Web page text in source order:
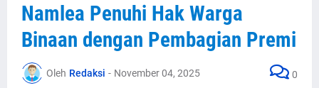
Namlea Penuhi Hak Warga
Binaan dengan Pembagian Premi
Oleh Redaksi - November 04, 2025 0